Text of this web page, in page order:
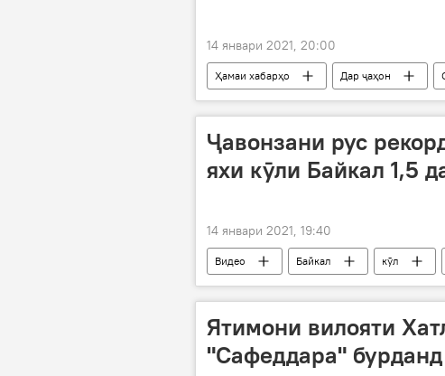
14 январи 2021, 20:00
Ҳамаи хабарҳо Дар ҷаҳон
Ҷавонзани рус
яхи кӯли Байкал 1,5
14 январи 2021, 19:40
Видео Байкал кӯл
Ятимони вилояти
"Сафеддара" бурданд